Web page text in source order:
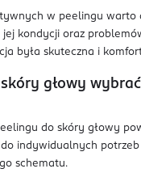
w peelingu warto
jej kondycji oraz
była skuteczna i
głowy
do skóry głowy
indywidualnych
schematu.